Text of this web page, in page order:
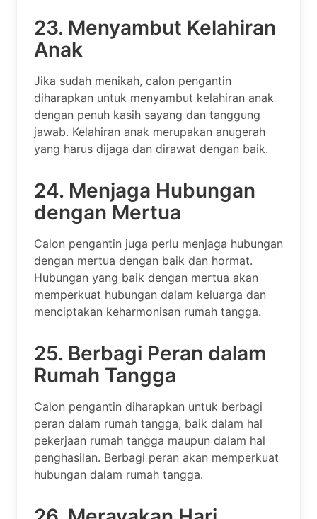
23. Menyambut Kelahiran
Anak
Jika sudah menikah, calon pengantin
diharapkan untuk menyambut kelahiran anak
dengan penuh kasih sayang dan tanggung
jawab. Kelahiran anak merupakan anugerah
yang harus dijaga dan dirawat dengan baik.
24. Menjaga Hubungan
dengan Mertua
Calon pengantin juga perlu menjaga hubungan
dengan mertua dengan baik dan hormat.
Hubungan yang baik dengan mertua akan
memperkuat hubungan dalam keluarga dan
menciptakan keharmonisan rumah tangga.
25. Berbagi Peran dalam
Rumah Tangga
Calon pengantin diharapkan untuk berbagi
peran dalam rumah tangga, baik dalam hal
pekerjaan rumah tangga maupun dalam hal
penghasilan. Berbagi peran akan memperkuat
hubungan dalam rumah tangga.